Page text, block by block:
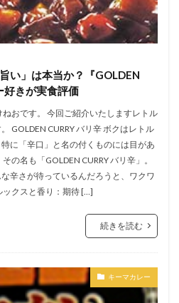
い」は本当か？『GOLDEN
好きが実食評価
おです。 今回ご紹介いたしますレトル
GOLDEN CURRY バリ辛 ボクはレトル
に「辛口」と名の付くものには目があ
の名も「GOLDEN CURRY バリ辛」。
辛さが待っているんだろうと、ワクワ
ックスと香り：期待 […]
続きを読む
キーマカレー